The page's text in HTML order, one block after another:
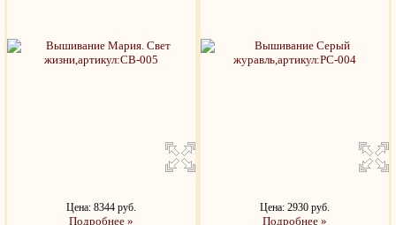
Цена: 8344 руб.
Подробнее »
Цена: 2930 руб.
Подробнее »